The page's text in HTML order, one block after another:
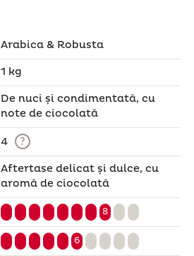
Arabica & Robusta
1 kg
De nuci și condimentată, cu
note de ciocolată
4 ?
Aftertase delicat și dulce, cu
aromă de ciocolată
8
6